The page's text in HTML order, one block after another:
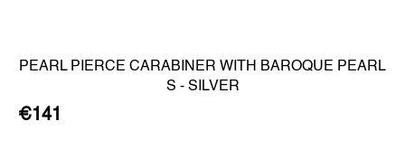
PEARL PIERCE CARABINER WITH BAROQUE PEARL
S - SILVER
€141